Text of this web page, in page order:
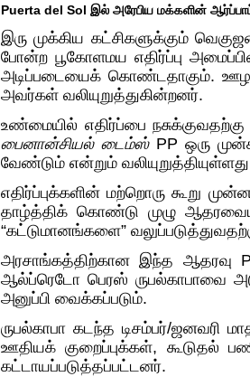
Puerta del Sol இல் அரேபிய மக்களின்
இரு முக்கிய கட்சிகளுக்கும்
போன்ற பூகோளமய எதிர்ப்பு
அடிப்படையைக் கொண்டதாகும்.
அவர்கள் வலியுறுத்துகின்றனர்.
உண்மையில் எதிர்ப்பை நசுக்குவதற்கு
பைனான்சியல் டைம்ஸ்PP ஒரு
வேண்டும் என்றும் வலியுறுத்தியுள்ளது
எதிர்ப்புக்களின் மற்றொரு கூறு
தாழ்த்திக் கொண்டு முழு
“கட்டுமானங்களை”
அரசாங்கத்திற்கான இந்த ஆதரவு
ஆல்ப்ரெடோ பெரஸ் ருபல்காபாவை
அனுப்பி வைக்கப்படும்.
ருபல்காபா கடந்த டிசம்பர்/ஜனவரி
ஊதியக் குறைப்புக்கள், கூடுதல்
கட்டாயப்படுத்தப்பட்டனர்.